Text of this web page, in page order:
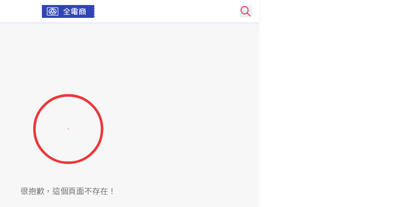
很抱歉，這個頁面不存在！